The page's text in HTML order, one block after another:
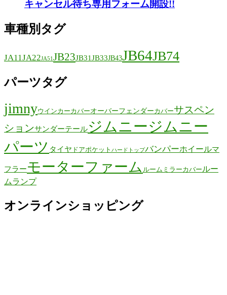
キャンセル待ち専用フォーム開設!!
車種別タグ
JA11JA22JA51 JB23JB31JB33JB43JB64JB74
パーツタグ
jimnyウインカーカバーオーバーフェンダーカバーサスペン
ションサンダーテールジムニージムニー
パーツ タイヤ ドアポケット ハードトップバンパーホイールマ
フラーモーターファーム ルームミラーカバー ルー
ムランプ
オンラインショッピング